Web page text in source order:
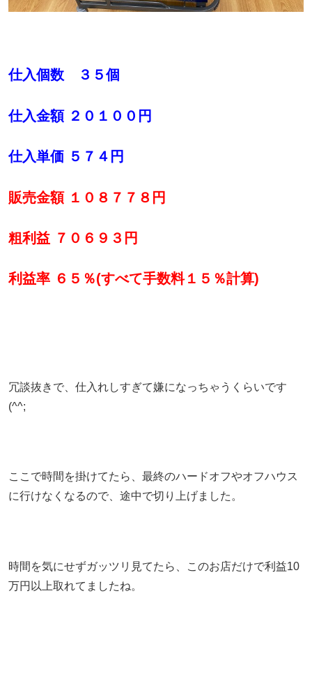
仕入個数 ３５個
仕入金額 ２０１００円
仕入単価 ５７４円
販売金額 １０８７７８円
粗利益 ７０６９３円
利益率 ６５％(すべて手数料１５％計算)
冗談抜きで、仕入れしすぎて嫌になっちゃうくらいです
(^^;
ここで時間を掛けてたら、最終のハードオフやオフハウス
に行けなくなるので、途中で切り上げました。
時間を気にせずガッツリ見てたら、このお店だけで利益10
万円以上取れてましたね。